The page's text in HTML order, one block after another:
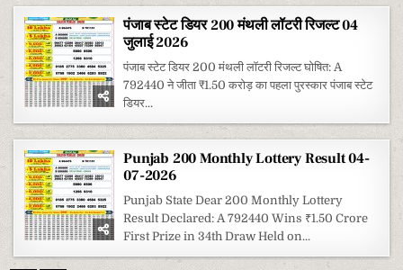
पंजाब स्टेट डियर 200 मंथली लॉटरी रिजल्ट 04
जुलाई 2026
पंजाब स्टेट डियर 200 मंथली लॉटरी रिजल्ट घोषित: A
792440 ने जीता ₹1.50 करोड़ का पहला पुरस्कार पंजाब स्टेट
डियर...
Punjab 200 Monthly Lottery Result 04-
07-2026
Punjab State Dear 200 Monthly Lottery
Result Declared: A 792440 Wins ₹1.50 Crore
First Prize in 34th Draw Held on...